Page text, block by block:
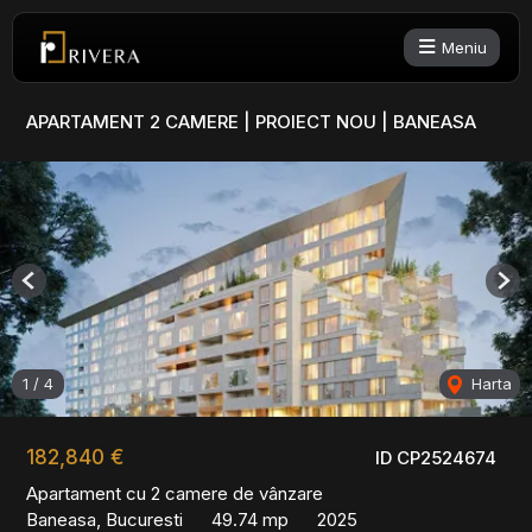
Meniu
APARTAMENT 2 CAMERE | PROIECT NOU | BANEASA
ID CP2524674
182,840 €
Apartament cu 2 camere de vânzare
Baneasa, Bucuresti
49.74 mp 2025
1 / 4 Harta
Previous